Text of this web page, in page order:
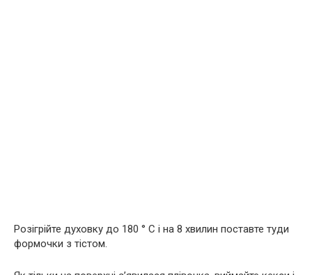
Розігрійте духовку до 180 ° С і на 8 хвилин поставте туди
формочки з тістом.